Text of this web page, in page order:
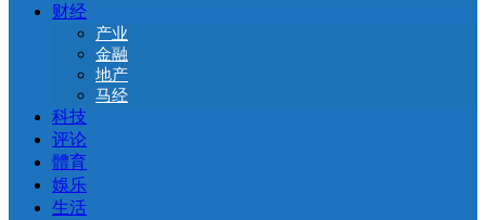
财经
产业
金融
地产
马经
科技
评论
體育
娛乐
生活